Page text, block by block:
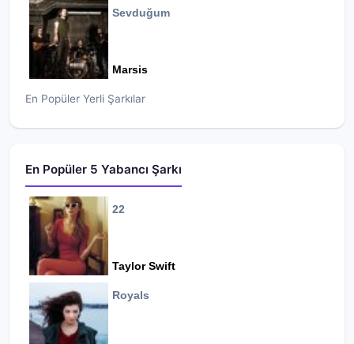
Sevduğum
Marsis
En Popüler Yerli Şarkılar
En Popüler 5 Yabancı Şarkı
22
Taylor Swift
Royals